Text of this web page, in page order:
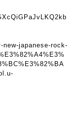
japanese-rock-